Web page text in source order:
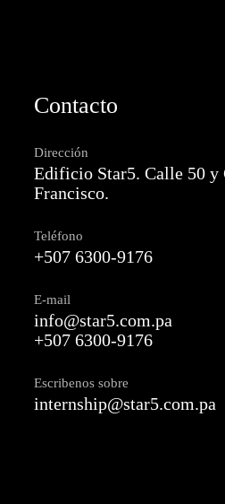
Contacto
Dirección
Edificio Star5. Calle 50 y
Francisco.
Teléfono
+507 6300-9176
E-mail
info@star5.com.pa
+507 6300-9176
Escribenos sobre
internship@star5.com.pa